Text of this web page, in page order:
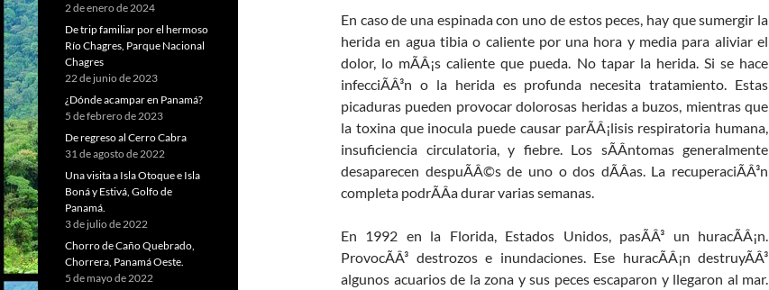
En caso de una espinada con uno de estos peces, hay que sumergir la
herida en agua tibia o caliente por una hora y media para aliviar el
dolor, lo mÃÂ¡s caliente que pueda. No tapar la herida. Si se hace
infecciÃÂ³n o la herida es profunda necesita tratamiento. Estas
picaduras pueden provocar dolorosas heridas a buzos, mientras que
la toxina que inocula puede causar parÃÂ¡lisis respiratoria humana,
insuficiencia circulatoria, y fiebre. Los sÃÂ­ntomas generalmente
desaparecen despuÃÂ©s de uno o dos dÃÂ­as. La recuperaciÃÂ³n
completa podrÃÂ­a durar varias semanas.
En 1992 en la Florida, Estados Unidos, pasÃÂ³ un huracÃÂ¡n.
ProvocÃÂ³ destrozos e inundaciones. Ese huracÃÂ¡n destruyÃÂ³
algunos acuarios de la zona y sus peces escaparon y llegaron al mar.
2 de enero de 2024
De trip familiar por el hermoso
Río Chagres, Parque Nacional
Chagres
22 de junio de 2023
¿Dónde acampar en Panamá?
5 de febrero de 2023
De regreso al Cerro Cabra
31 de agosto de 2022
Una visita a Isla Otoque e Isla
Boná y Estivá, Golfo de
Panamá.
3 de julio de 2022
Chorro de Caño Quebrado,
Chorrera, Panamá Oeste.
5 de mayo de 2022